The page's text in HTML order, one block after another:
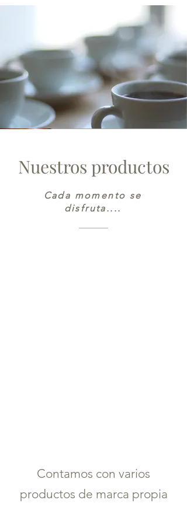
Nuestros productos
Cada momento se
disfruta....
Contamos con varios
productos de marca propia